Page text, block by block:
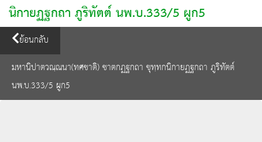
นิกายฏฐกถา ภูริทัตต์ นพ.บ.333/5 ผูก5
ย้อนกลับ
มหานิปาตวณฺณนา(ทศชาติ) ชาตกฏฐกถา ขุทฺทกนิกายฏฐกถา ภูริทัตต์
นพ.บ.333/5 ผูก5